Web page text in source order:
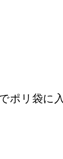
ポリ袋に